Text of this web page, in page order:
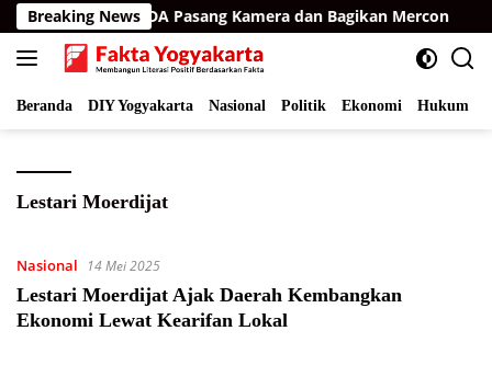
Langsung
ke
konten
Breaking News
Timur, BKSDA Pasang Kamera dan Bagikan Mercon
Beranda DIY Yogyakarta Nasional Politik Ekonomi Hukum
Lestari Moerdijat
Nasional 14 Mei 2025
Lestari Moerdijat Ajak Daerah Kembangkan
Ekonomi Lewat Kearifan Lokal